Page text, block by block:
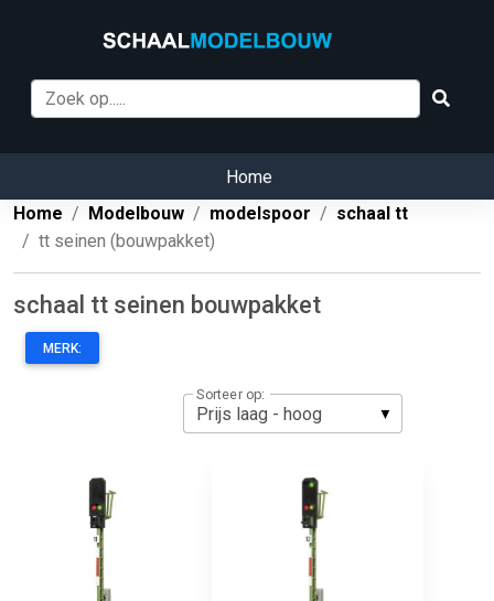
Home
Home
Modelbouw modelspoor
schaal tt
tt seinen (bouwpakket)
schaal tt seinen bouwpakket
MERK:
Sorteer op: